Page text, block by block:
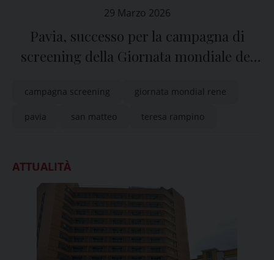
29 Marzo 2026
Pavia, successo per la campagna di
screening della Giornata mondiale del
campagna screening giornata mondial rene
pavia san matteo teresa rampino
ATTUALITÀ